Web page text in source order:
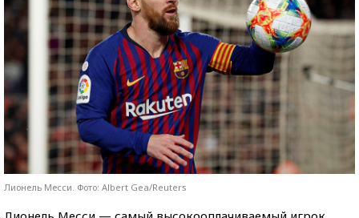
Лионель Месси. Фото: Albert Gea/Reuters